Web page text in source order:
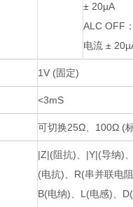
± 20µA
ALC OFF
电流 ±
1V (固定)
<3mS
可切换25Ω、100Ω (
|Z|(阻抗)、|Y|(导纳)
(电抗)、R(串并联电
B(电纳)、L(电感)、